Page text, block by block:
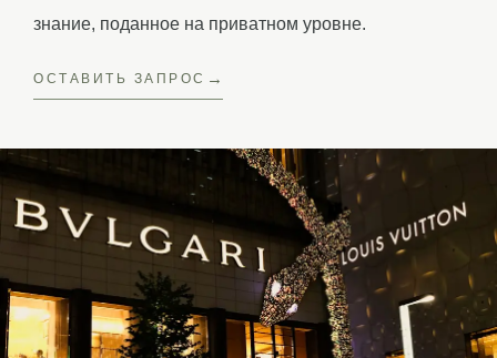
знание, поданное на приватном уровне.
ОСТАВИТЬ ЗАПРОС